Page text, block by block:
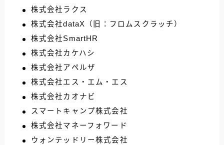
株式会社ラクス
株式会社dataX（旧：フロムスクラッチ）
株式会社SmartHR
株式会社カケハシ
株式会社アペルザ
株式会社エス・エム・エス
株式会社カオナビ
スマートキャンプ株式会社
株式会社マネーフォワード
ウォンテッドリー株式会社